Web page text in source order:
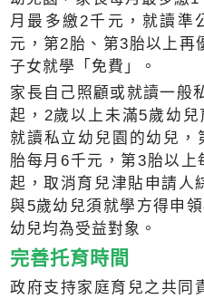
月最多繳2千元，就讀準
元，第2胎、第3胎以上再
子女就學「免費」。
家長自己照顧或就讀一般
起，2歲以上未滿5歲幼
就讀私立幼兒園的幼兒
胎每月6千元，第3胎以上
起，取消育兒津貼申請人
與5歲幼兒須就學方得申
幼兒均為受益對象。
完善托育時間
政府支持家庭育兒之共同